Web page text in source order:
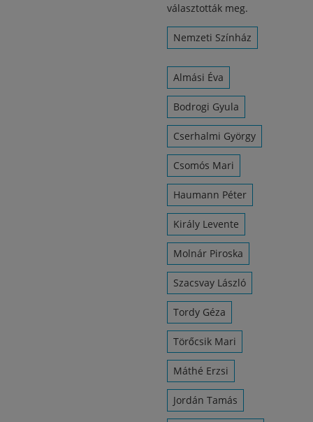
választották meg.
Nemzeti Színház
Almási Éva
Bodrogi Gyula
Cserhalmi György
Csomós Mari
Haumann Péter
Király Levente
Molnár Piroska
Szacsvay László
Tordy Géza
Törőcsik Mari
Máthé Erzsi
Jordán Tamás